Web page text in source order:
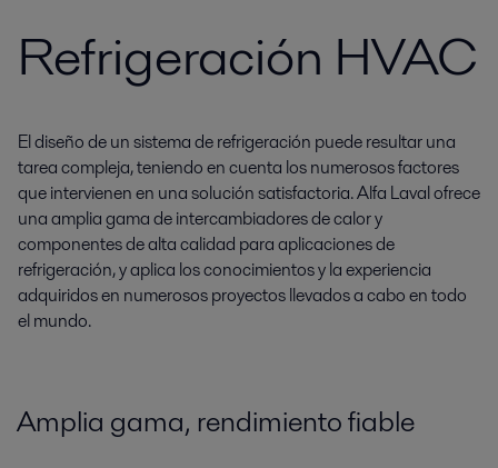
Refrigeración HVAC
El diseño de un sistema de refrigeración puede resultar una
tarea compleja, teniendo en cuenta los numerosos factores
que intervienen en una solución satisfactoria. Alfa Laval ofrece
una amplia gama de intercambiadores de calor y
componentes de alta calidad para aplicaciones de
refrigeración, y aplica los conocimientos y la experiencia
adquiridos en numerosos proyectos llevados a cabo en todo
el mundo.
Amplia gama, rendimiento fiable